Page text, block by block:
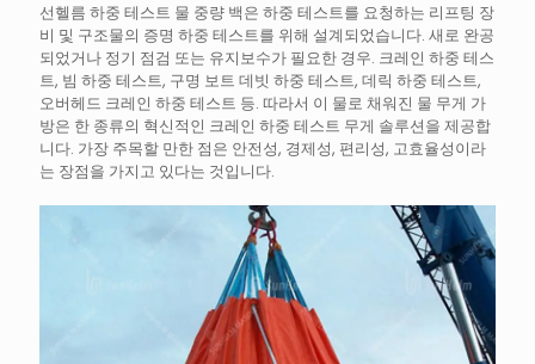
선헬름 하중 테스트 물 중량 백은 하중 테스트를 요청하는 리프팅 장
비 및 구조물의 증명 하중 테스트를 위해 설계되었습니다. 새로 완공
되었거나 정기 점검 또는 유지보수가 필요한 경우. 크레인 하중 테스
트, 빔 하중 테스트, 구명 보트 데빗 하중 테스트, 데릭 하중 테스트,
오버헤드 크레인 하중 테스트 등. 따라서 이 물로 채워진 물 무게 가
방은 한 종류의 혁신적인 크레인 하중 테스트 무게 솔루션을 제공합
니다. 가장 주목할 만한 점은 안전성, 경제성, 편리성, 고효율성이라
는 장점을 가지고 있다는 것입니다.